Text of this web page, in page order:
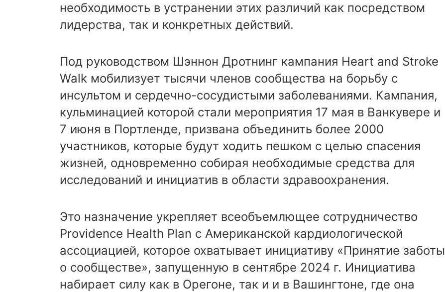
необходимость в устранении этих различий как посредством
лидерства, так и конкретных действий.
Под руководством Шэннон Дротнинг кампания Heart and Stroke
Walk мобилизует тысячи членов сообщества на борьбу с
инсультом и сердечно-сосудистыми заболеваниями. Кампания,
кульминацией которой стали мероприятия 17 мая в Ванкувере и
7 июня в Портленде, призвана объединить более 2000
участников, которые будут ходить пешком с целью спасения
жизней, одновременно собирая необходимые средства для
исследований и инициатив в области здравоохранения.
Это назначение укрепляет всеобъемлющее сотрудничество
Providence Health Plan с Американской кардиологической
ассоциацией, которое охватывает инициативу «Принятие заботы
о сообществе», запущенную в сентябре 2024 г. Инициатива
набирает силу как в Орегоне, так и и в Вашингтоне, где она